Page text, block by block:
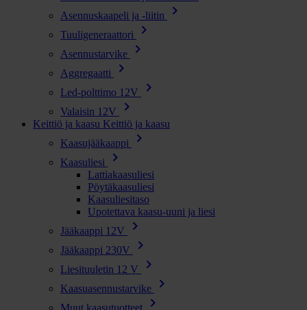
Asennuskaapeli ja -liitin chevron_right
Tuuligeneraattori chevron_right
Asennustarvike chevron_right
Aggregaatti chevron_right
Led-polttimo 12V chevron_right
Valaisin 12V chevron_right
Keittiö ja kaasu Keittiö ja kaasu
Kaasujääkaappi
chevron_right
Kaasuliesi chevron_right
Lattiakaasuliesi
Pöytäkaasuliesi
Kaasuliesitaso
Upotettava kaasu-uuni ja liesi
Jääkaappi 12V
chevron_right
Jääkaappi 230V chevron_right
Liesituuletin 12 V chevron_right
Kaasuasennustarvike chevron_right
Muut kaasutuotteet chevron_right